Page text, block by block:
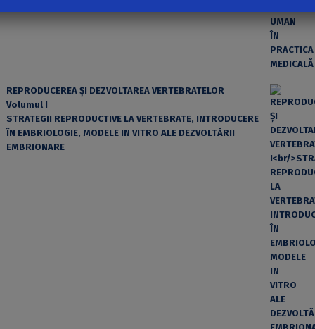
REPRODUCEREA ȘI DEZVOLTAREA VERTEBRATELOR
Volumul I
STRATEGII REPRODUCTIVE LA VERTEBRATE, INTRODUCERE
ÎN EMBRIOLOGIE, MODELE IN VITRO ALE DEZVOLTĂRII
EMBRIONARE